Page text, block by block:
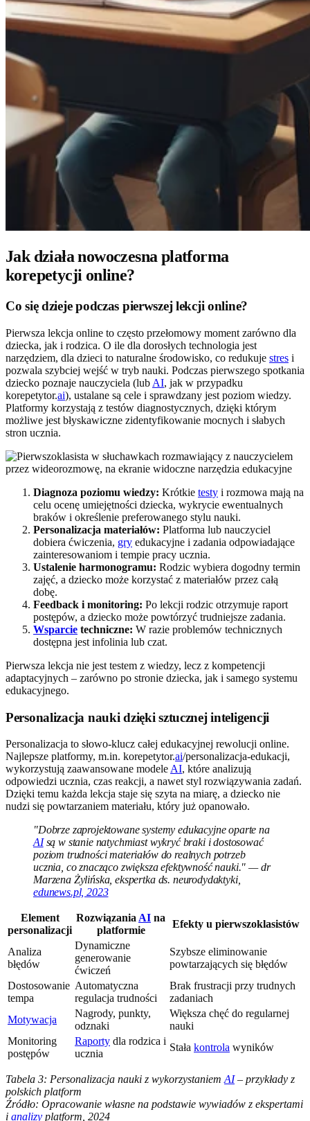
Jak działa nowoczesna platforma
korepetycji online?
Co się dzieje podczas pierwszej lekcji online?
Pierwsza lekcja online to często przełomowy moment zarówno dla
dziecka, jak i rodzica. O ile dla dorosłych technologia jest
narzędziem, dla dzieci to naturalne środowisko, co redukuje stres i
pozwala szybciej wejść w tryb nauki. Podczas pierwszego spotkania
dziecko poznaje nauczyciela (lub AI, jak w przypadku
korepetytor.ai), ustalane są cele i sprawdzany jest poziom wiedzy.
Platformy korzystają z testów diagnostycznych, dzięki którym
możliwe jest błyskawiczne zidentyfikowanie mocnych i słabych
stron ucznia.
Diagnoza poziomu wiedzy: Krótkie testy i rozmowa mają na
celu ocenę umiejętności dziecka, wykrycie ewentualnych
braków i określenie preferowanego stylu nauki.
Personalizacja materiałów: Platforma lub nauczyciel
dobiera ćwiczenia, gry edukacyjne i zadania odpowiadające
zainteresowaniom i tempie pracy ucznia.
Ustalenie harmonogramu: Rodzic wybiera dogodny termin
zajęć, a dziecko może korzystać z materiałów przez całą
dobę.
Feedback i monitoring: Po lekcji rodzic otrzymuje raport
postępów, a dziecko może powtórzyć trudniejsze zadania.
Wsparcie techniczne: W razie problemów technicznych
dostępna jest infolinia lub czat.
Pierwsza lekcja nie jest testem z wiedzy, lecz z kompetencji
adaptacyjnych – zarówno po stronie dziecka, jak i samego systemu
edukacyjnego.
Personalizacja nauki dzięki sztucznej inteligencji
Personalizacja to słowo-klucz całej edukacyjnej rewolucji online.
Najlepsze platformy, m.in. korepetytor.ai/personalizacja-edukacji,
wykorzystują zaawansowane modele AI, które analizują
odpowiedzi ucznia, czas reakcji, a nawet styl rozwiązywania zadań.
Dzięki temu każda lekcja staje się szyta na miarę, a dziecko nie
nudzi się powtarzaniem materiału, który już opanowało.
"Dobrze zaprojektowane systemy edukacyjne oparte na
AIsą w stanie natychmiast wykryć braki i dostosować
poziom trudności materiałów do realnych potrzeb
ucznia, co znacząco zwiększa efektywność nauki." — dr
Marzena Żylińska, ekspertka ds. neurodydaktyki,
edunews.pl, 2023
Element
personalizacji
Rozwiązania AI na
platformie
Efekty u pierwszoklasistów
Analiza
błędów
Dynamiczne
generowanie
ćwiczeń
Szybsze eliminowanie
powtarzających się błędów
Dostosowanie
tempa
Automatyczna
regulacja trudności
Brak frustracji przy trudnych
zadaniach
Motywacja
Nagrody, punkty,
odznaki
Większa chęć do regularnej
nauki
Monitoring
postępów
Raporty dla rodzica i
ucznia
Stała kontrola wyników
Tabela 3: Personalizacja nauki z wykorzystaniem AI– przykłady z
polskich platform
Źródło: Opracowanie własne na podstawie wywiadów z ekspertami
i analizy platform, 2024